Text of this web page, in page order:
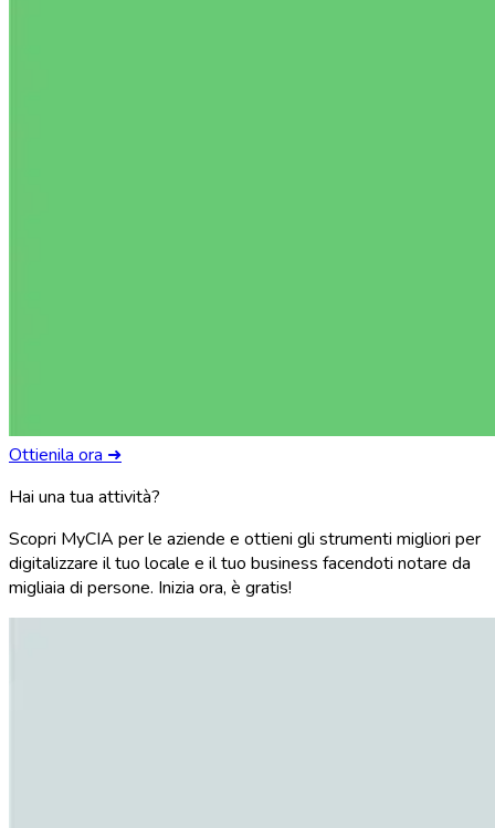
Ottienila ora ➜
Hai una tua attività?
Scopri MyCIA per le aziende e ottieni gli strumenti migliori per
digitalizzare il tuo locale e il tuo business facendoti notare da
migliaia di persone. Inizia ora, è gratis!